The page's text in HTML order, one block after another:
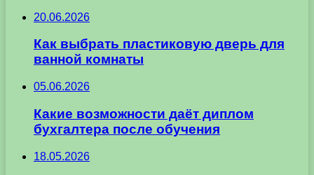
20.06.2026
Как выбрать пластиковую дверь для
ванной комнаты
05.06.2026
Какие возможности даёт диплом
бухгалтера после обучения
18.05.2026